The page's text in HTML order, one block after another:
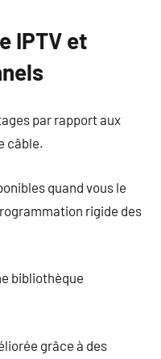
IPTV et
par rapport aux
câble.
quand vous le
rigide des
bibliothèque
grâce à des